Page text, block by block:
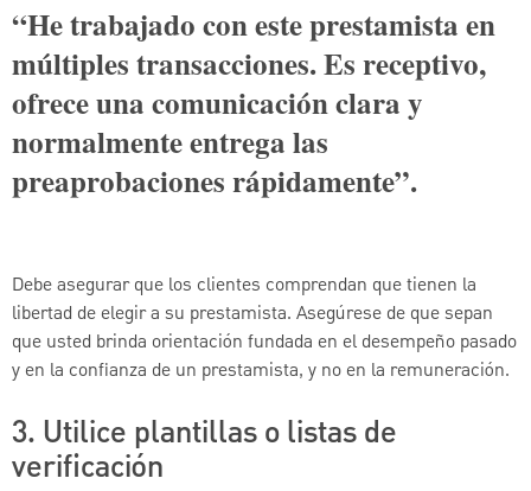
“He trabajado con este prestamista en
múltiples transacciones. Es receptivo,
ofrece una comunicación clara y
normalmente entrega las
preaprobaciones rápidamente”.
Debe asegurar que los clientes comprendan que tienen la
libertad de elegir a su prestamista. Asegúrese de que sepan
que usted brinda orientación fundada en el desempeño pasado
y en la confianza de un prestamista, y no en la remuneración.
3. Utilice plantillas o listas de
verificación